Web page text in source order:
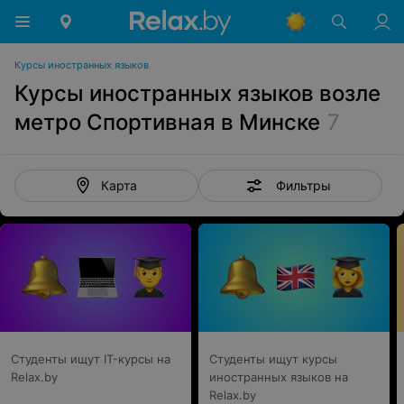
Курсы иностранных языков
Курсы иностранных языков возле
метро Спортивная в Минске 7
Карта Фильтры
Студенты ищут IT-курсы на
Relax.by
Студенты ищут курсы
иностранных языков на
Relax.by